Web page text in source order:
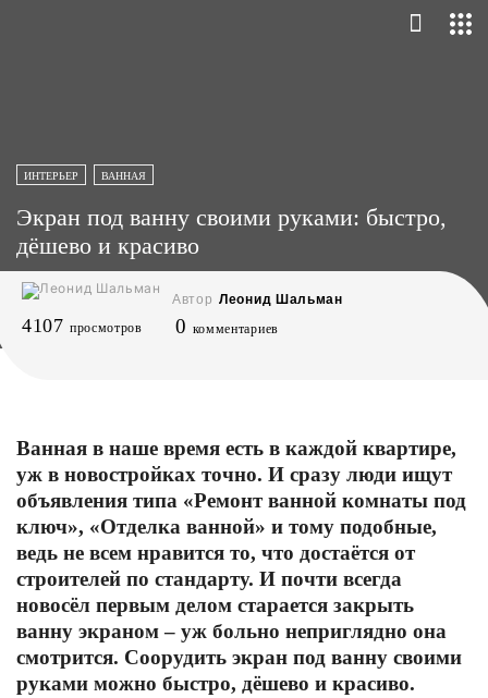
ИНТЕРЬЕР ВАННАЯ
Экран под ванну своими руками: быстро,
дёшево и красиво
Автор Леонид Шальман
4107 просмотров 0 комментариев
Ванная в наше время есть в каждой квартире,
уж в новостройках точно. И сразу люди ищут
объявления типа «Ремонт ванной комнаты под
ключ», «Отделка ванной» и тому подобные,
ведь не всем нравится то, что достаётся от
строителей по стандарту. И почти всегда
новосёл первым делом старается закрыть
ванну экраном – уж больно неприглядно она
смотрится. Соорудить экран под ванну своими
руками можно быстро, дёшево и красиво.